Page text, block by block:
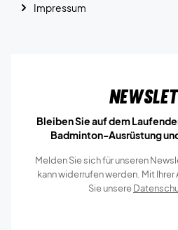
Impressum
Bleiben Sie auf dem
Badminton-Ausrüstung
Melden Sie sich für unseren
kann widerrufen werden. Mit
Sie unsere